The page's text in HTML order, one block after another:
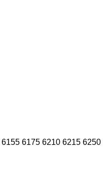
6155 6175 6210 6215 6250